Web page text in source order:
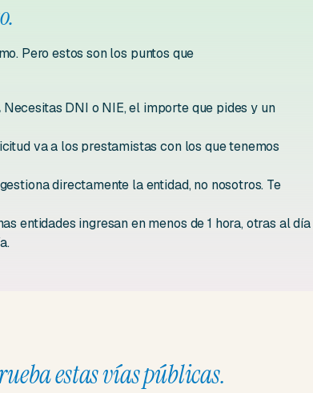
Pero estos son los puntos que
Necesitas DNI o NIE, el importe que pides y un
va a los prestamistas con los que tenemos
directamente la entidad, no nosotros. Te
entidades ingresan en menos de 1 hora, otras al día
estas vías públicas.